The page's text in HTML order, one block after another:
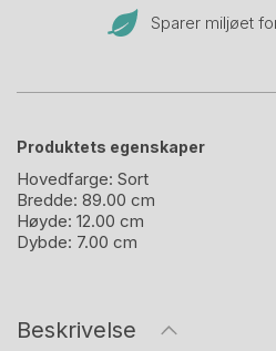
Sparer miljøet
Produktets egenskaper
Hovedfarge: Sort
Bredde: 89.00 cm
Høyde: 12.00 cm
Dybde: 7.00 cm
Beskrivelse